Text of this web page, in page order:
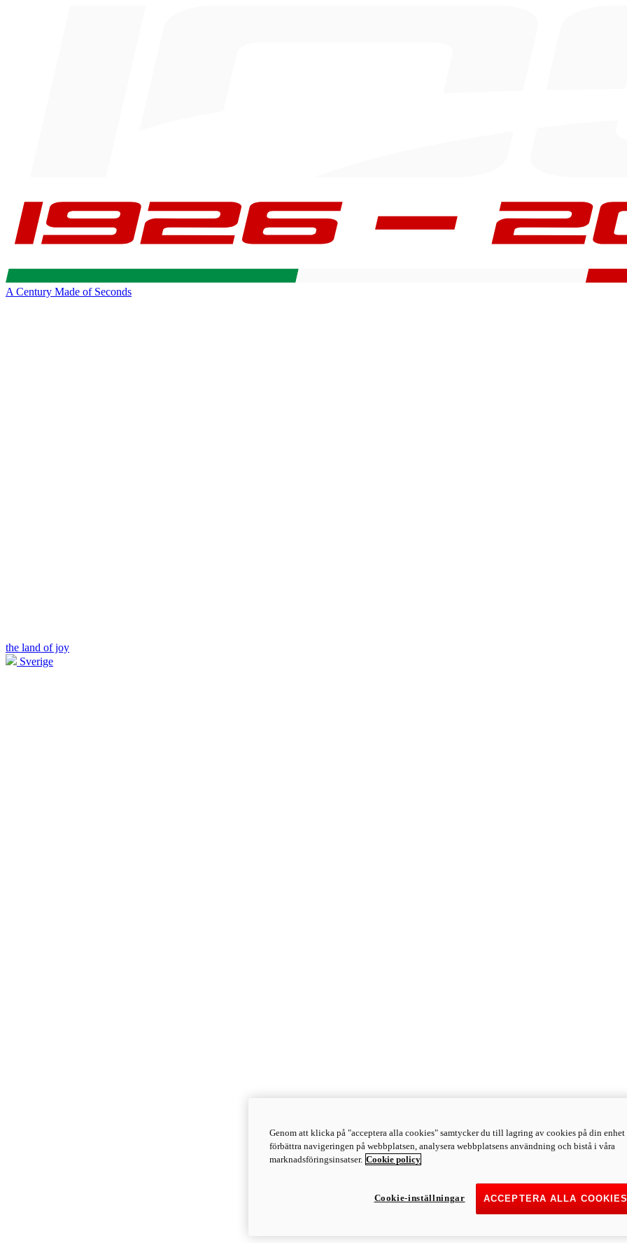
A Century Made of Seconds
the land of joy
Sverige
Genom att klicka på "acceptera alla cookies" samtycker du till lagring av cookies på din enhet
förbättra navigeringen på webbplatsen, analysera webbplatsens användning och bistå i våra
marknadsföringsinsatser. Cookie policy
ACCEPTERA ALLA COOKIES
Cookie-inställningar